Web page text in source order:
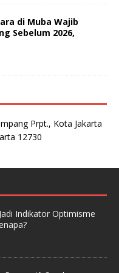
di Muba Wajib
Sebelum 2026,
Prpt., Kota Jakarta
12730
Indikator Optimisme